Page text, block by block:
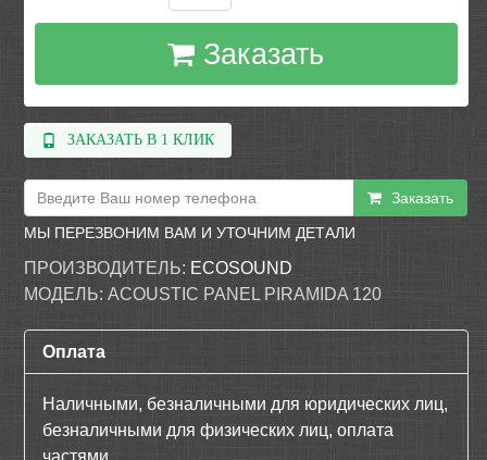
Заказать
ЗАКАЗАТЬ В 1 КЛИК
Заказать
МЫ ПЕРЕЗВОНИМ ВАМ И УТОЧНИМ ДЕТАЛИ
ПРОИЗВОДИТЕЛЬ: ECOSOUND
МОДЕЛЬ: ACOUSTIC PANEL PIRAMIDA 120
Оплата
Наличными, безналичными для юридических лиц,
безналичными для физических лиц, оплата
частями